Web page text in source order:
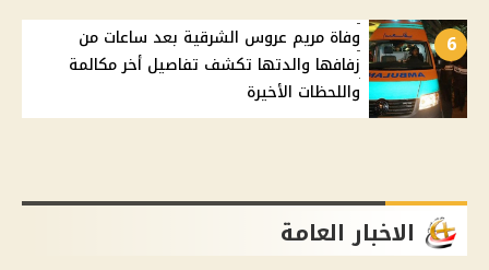
6
وفاة مريم عروس الشرقية بعد ساعات من
زفافها والدتها تكشف تفاصيل أخر مكالمة
واللحظات الأخيرة
الاخبار العامة